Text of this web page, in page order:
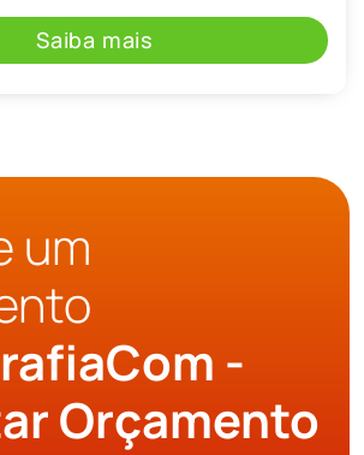
Saiba mais
um
-
Orçamento